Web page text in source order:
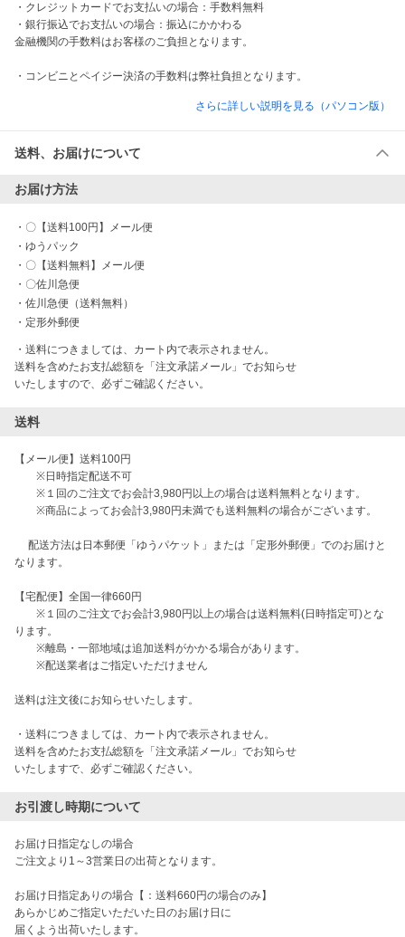
・クレジットカードでお支払いの場合：手数料無料
・銀行振込でお支払いの場合：振込にかかわる
金融機関の手数料はお客様のご負担となります。
・コンビニとペイジー決済の手数料は弊社負担となります。
さらに詳しい説明を見る（パソコン版）
送料、お届けについて
お届け方法
・ 〇【送料100円】メール便
・ ゆうパック
・ 〇【送料無料】メール便
・ 〇佐川急便
・ 佐川急便（送料無料）
・ 定形外郵便
・送料につきましては、カート内で表示されません。
送料を含めたお支払総額を「注文承諾メール」でお知らせ
いたしますので、必ずご確認ください。
送料
【メール便】送料100円
※日時指定配送不可
※１回のご注文でお会計3,980円以上の場合は送料無料となります。
※商品によってお会計3,980円未満でも送料無料の場合がございます。
なります。
【宅配便】全国一律660円
※１回のご注文でお会計3,980円以上の場合は送料無料(日時指定可)とな
ります。
※離島・一部地域は追加送料がかかる場合があります。
※配送業者はご指定いただけません
送料は注文後にお知らせいたします。
・送料につきましては、カート内で表示されません。
送料を含めたお支払総額を「注文承諾メール」でお知らせ
いたしますで、必ずご確認ください。
お引渡し時期について
お届け日指定なしの場合
ご注文より1～3営業日の出荷となります。
お届け日指定ありの場合【：送料660円の場合のみ】
あらかじめご指定いただいた日のお届け日に
届くよう出荷いたします。